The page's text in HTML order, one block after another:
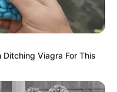
Ditching Viagra For This